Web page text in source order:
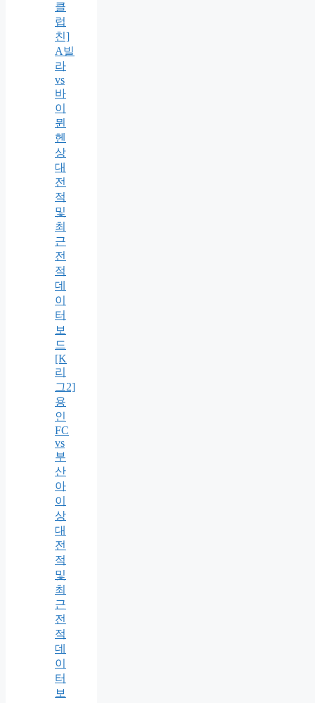
클
럽
친]
A빌
라
vs
바
이
뮌
헨
상
대
전
적
및
최
근
전
적
데
이
터
보
드
[K
리
그2]
용
인
FC
vs
부
산
아
이
상
대
전
적
및
최
근
전
적
데
이
터
보